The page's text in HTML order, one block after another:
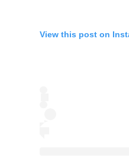
View this post on